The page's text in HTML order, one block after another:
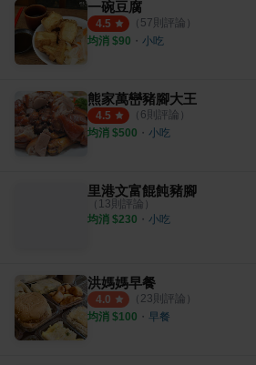
一碗豆腐
4.5 （ 57則評論）
均消 $90 ・ 小吃
熊家萬巒豬腳大王
4.5 （ 6則評論）
均消 $500 ・ 小吃
里港文富餛飩豬腳
（ 13則評論）
均消 $230 ・ 小吃
洪媽媽早餐
4.0 （ 23則評論）
均消 $100 ・ 早餐